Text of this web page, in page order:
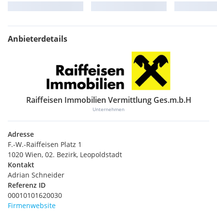
Anbieterdetails
Raiffeisen Immobilien Vermittlung Ges.m.b.H
Unternehmen
Adresse
F.-W.-Raiffeisen Platz 1
1020 Wien, 02. Bezirk, Leopoldstadt
Kontakt
Adrian Schneider
Referenz ID
00010101620030
Firmenwebsite